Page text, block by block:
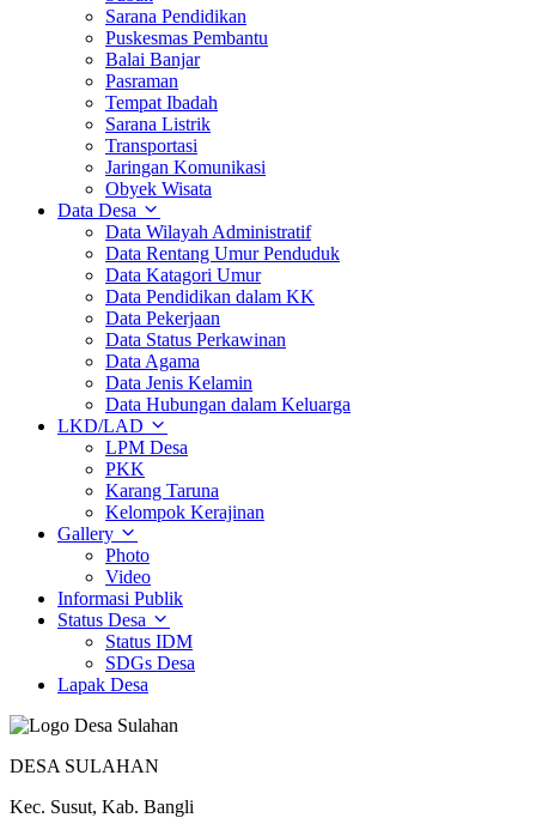
Sarana Pendidikan
Puskesmas Pembantu
Balai Banjar
Pasraman
Tempat Ibadah
Sarana Listrik
Transportasi
Jaringan Komunikasi
Obyek Wisata
Data Desa
Data Wilayah Administratif
Data Rentang Umur Penduduk
Data Katagori Umur
Data Pendidikan dalam KK
Data Pekerjaan
Data Status Perkawinan
Data Agama
Data Jenis Kelamin
Data Hubungan dalam Keluarga
LKD/LAD
LPM Desa
PKK
Karang Taruna
Kelompok Kerajinan
Gallery
Photo
Video
Informasi Publik
Status Desa
Status IDM
SDGs Desa
Lapak Desa
DESA SULAHAN
Kec. Susut, Kab. Bangli